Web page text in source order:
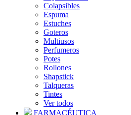
Colapsibles
Espuma
Estuches
Goteros
Multiusos
Perfumeros
Potes
Rollones
Shapstick
Talqueras
Tintes
Ver todos
FARMACÉUTICA